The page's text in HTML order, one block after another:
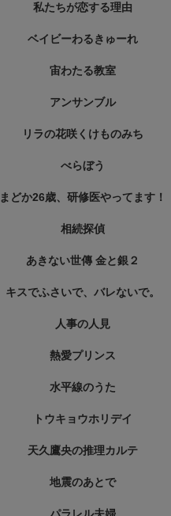
私たちが恋する理由
ベイビーわるきゅーれ
宙わたる教室
アンサンブル
リラの花咲くけものみち
べらぼう
まどか26歳、研修医やってます！
相続探偵
あきない世傳 金と銀２
キスでふさいで、バレないで。
人事の人見
熱愛プリンス
水平線のうた
トウキョウホリデイ
天久鷹央の推理カルテ
地震のあとで